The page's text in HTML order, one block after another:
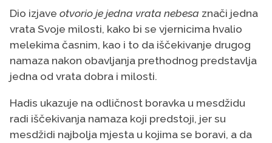
Dio izjave otvorio je jedna vrata nebesa znači jedna
vrata Svoje milosti, kako bi se vjernicima hvalio
melekima časnim, kao i to da iščekivanje drugog
namaza nakon obavljanja prethodnog predstavlja
jedna od vrata dobra i milosti.
Hadis ukazuje na odličnost boravka u mesdžidu
radi iščekivanja namaza koji predstoji, jer su
mesdžidi najbolja mjesta u kojima se boravi, a da